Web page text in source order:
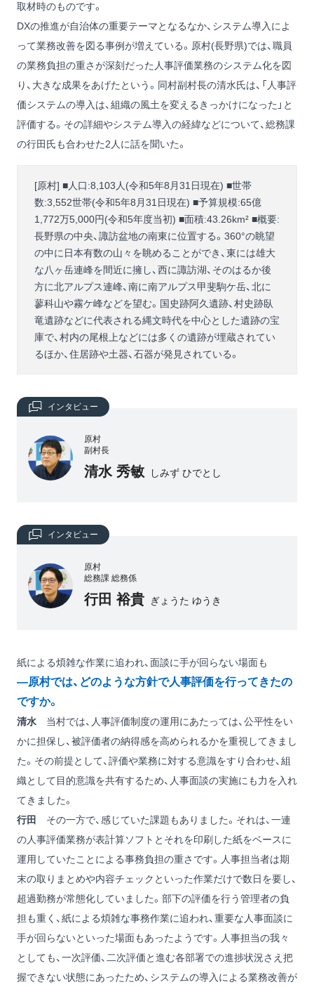
取材時のものです。
DXの推進が自治体の重要テーマとなるなか、システム導入によ
って業務改善を図る事例が増えている。原村(長野県)では、職員
の業務負担の重さが深刻だった人事評価業務のシステム化を図
り、大きな成果をあげたという。同村副村長の清水氏は、「人事評
価システムの導入は、組織の風土を変えるきっかけになった」と
評価する。その詳細やシステム導入の経緯などについて、総務課
の行田氏も合わせた2人に話を聞いた。
[原村] ■人口:8,103人(令和5年8月31日現在) ■世帯
数:3,552世帯(令和5年8月31日現在) ■予算規模:65億
1,772万5,000円(令和5年度当初) ■面積:43.26km² ■概要:
長野県の中央、諏訪盆地の南東に位置する。360°の眺望
の中に日本有数の山々を眺めることができ、東には雄大
な八ヶ岳連峰を間近に擁し、西に諏訪湖、そのはるか後
方に北アルプス連峰、南に南アルプス甲斐駒ケ岳、北に
蓼科山や霧ケ峰などを望む。国史跡阿久遺跡、村史跡臥
竜遺跡などに代表される縄文時代を中心とした遺跡の宝
庫で、村内の尾根上などには多くの遺跡が埋蔵されてい
るほか、住居跡や土器、石器が発見されている。
インタビュー
原村
副村長
清水 秀敏 しみず ひでとし
インタビュー
原村
総務課 総務係
行田 裕貴 ぎょうた ゆうき
紙による煩雑な作業に追われ、面談に手が回らない場面も
―原村では、どのような方針で人事評価を行ってきたの
ですか。
清水 当村では、人事評価制度の運用にあたっては、公平性をい
かに担保し、被評価者の納得感を高められるかを重視してきまし
た。その前提として、評価や業務に対する意識をすり合わせ、組
織として目的意識を共有するため、人事面談の実施にも力を入れ
てきました。
行田
その一方で、感じていた課題もありました。それは、一連
の人事評価業務が表計算ソフトとそれを印刷した紙をベースに
運用していたことによる事務負担の重さです。人事担当者は期
末の取りまとめや内容チェックといった作業だけで数日を要し、
超過勤務が常態化していました。部下の評価を行う管理者の負
担も重く、紙による煩雑な事務作業に追われ、重要な人事面談に
手が回らないといった場面もあったようです。人事担当の我々
としても、一次評価、二次評価と進む各部署での進捗状況さえ把
握できない状態にあったため、システムの導入による業務改善が